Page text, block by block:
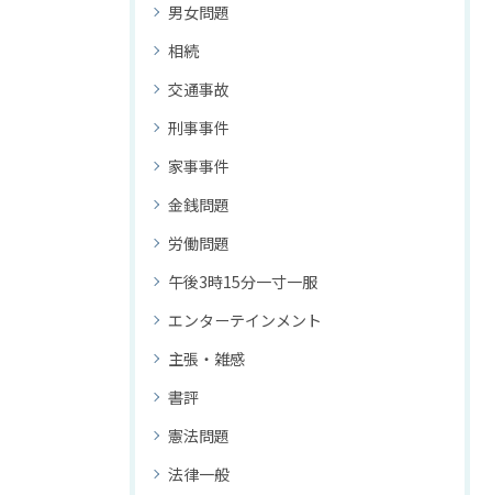
男女問題
相続
交通事故
刑事事件
家事事件
金銭問題
労働問題
午後3時15分一寸一服
エンターテインメント
主張・雑感
書評
憲法問題
法律一般